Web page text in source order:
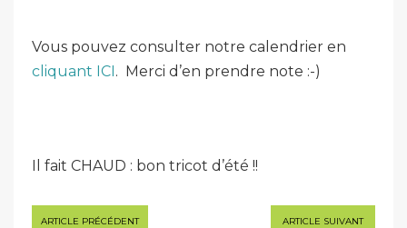
Vous pouvez consulter notre calendrier en
cliquant ICI. Merci d’en prendre note :-)
Il fait CHAUD : bon tricot d’été !!
Navigation
ARTICLE PRÉCÉDENT ARTICLE SUIVANT